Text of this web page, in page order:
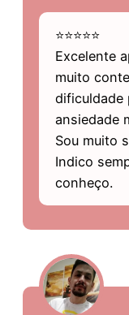
⭐⭐⭐⭐⭐
Excelente
muito
dificuldade
ansiedade
Sou muito
Indico
conheço.